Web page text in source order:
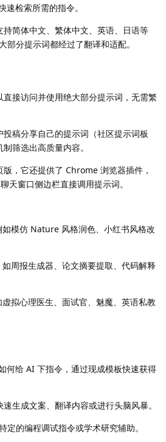
速检索所需的指令。
持简体中文、繁体中文、英语、日语等
部分提示词都经过了翻译和适配。
直接访问并使用绝大部分提示词，无需繁
投稿分享自己的提示词（社区提示词板
筛选出高质量内容。
版，它还提供了 Chrome 浏览器插件，
天窗口侧边栏直接调用提示词。
如模仿 Nature 风格润色、小红书风格改
如周报生成器、论文摘要提取、代码解释
虚拟心理医生、面试官、魅魔、英语私教
何给 AI 下指令，通过现成模板快速获得
速生成文案、翻译内容或进行头脑风暴。
定的编程调试指令或学术研究辅助。